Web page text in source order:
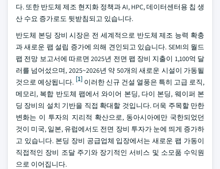
다. 또한 반도체 제조 현지화 정책과 AI, HPC, 데이터센터용 칩 생
산 수요 증가로도 뒷받침되고 있습니다.
반도체 본딩 장비 시장은 전 세계적으로 반도체 제조 능력 확충
과 새로운 팹 설립 증가에 의해 견인되고 있습니다. SEMI의 월드
팹 전망 보고서에 따르면 2025년 전면 팹 장비 지출이 1,100억 달
러를 넘어섰으며, 2025~2026년 약 50개의 새로운 시설이 가동될
것으로 예상됩니다. [1] 이러한 신규 건설 열풍은 특히 고급 로직,
메모리, 복합 반도체 팹에서 와이어 본딩, 다이 본딩, 웨이퍼 본
딩 장비의 설치 기반을 직접 확대할 것입니다. 더욱 주목할 만한
변화는 이 투자의 지리적 확산으로, 동아시아에만 국한되었던
것이 미국, 일본, 유럽에서도 전면 장비 투자가 눈에 띄게 증가하
고 있습니다. 본딩 장비 공급업체 입장에서는 새로운 팹 가동이
직접적인 장비 조달 주기와 장기적인 서비스 및 소모품 수익원
으로 이어집니다.